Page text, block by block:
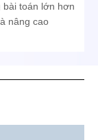
toán lớn hơn
nâng cao